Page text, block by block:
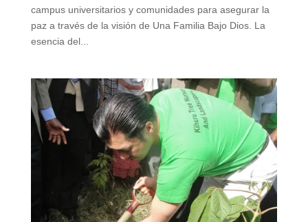
campus universitarios y comunidades para asegurar la
paz a través de la visión de Una Familia Bajo Dios. La
esencia del...